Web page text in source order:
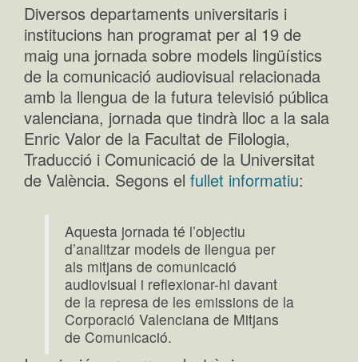
Diversos departaments universitaris i
institucions han programat per al 19 de
maig una jornada sobre models lingüístics
de la comunicació audiovisual relacionada
amb la llengua de la futura televisió pública
valenciana, jornada que tindrà lloc a la sala
Enric Valor de la Facultat de Filologia,
Traducció i Comunicació de la Universitat
de València. Segons el fullet informatiu:
Aquesta jornada té l’objectiu
d’analitzar models de llengua per
als mitjans de comunicació
audiovisual i reflexionar-hi davant
de la represa de les emissions de la
Corporació Valenciana de Mitjans
de Comunicació.